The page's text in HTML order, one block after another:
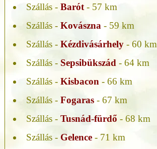
Szállás - Barót- 57 km
Szállás - Kovászna - 59 km
Szállás - Kézdivásárhely- 60 km
Szállás - Sepsibükszád - 64 km
Szállás - Kisbacon - 66 km
Szállás - Fogaras- 67 km
Szállás - Tusnád-fürdő - 68 km
Szállás - Gelence- 71 km